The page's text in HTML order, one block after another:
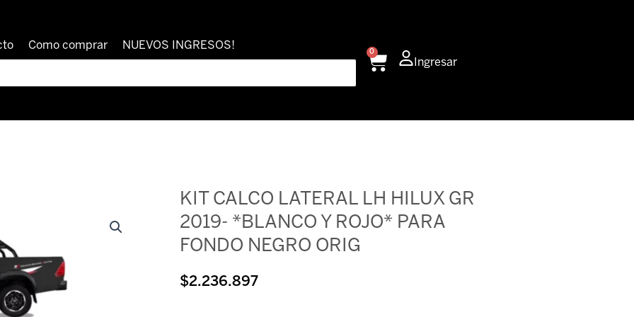
Como comprar NUEVOS INGRESOS!
0
CarritoIngresar
KIT CALCO LATERAL LH HILUX GR
2019- *BLANCO Y ROJO* PARA
FONDO NEGRO ORIG
$2.236.897